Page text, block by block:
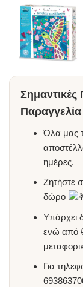
Σημαντικές
Όλα μας
ημέρες.
Ζητήστε
δώρο
Υπάρχει
ενώ από
Για